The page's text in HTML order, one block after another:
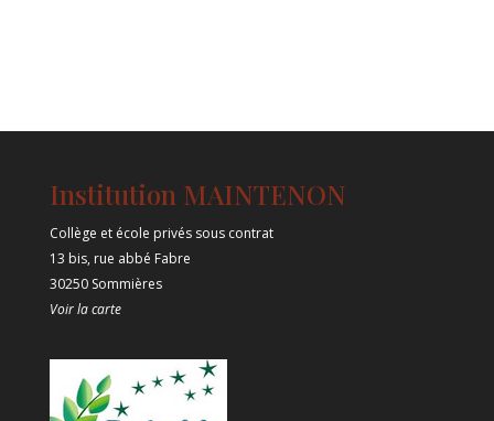
Institution MAINTENON
Collège et école privés sous contrat
13 bis, rue abbé Fabre
30250 Sommières
Voir la carte